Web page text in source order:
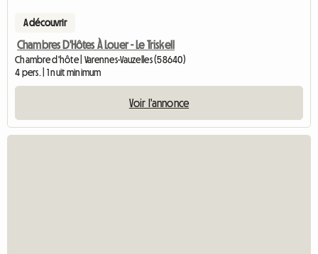
A découvrir
Chambres D'Hôtes À Louer - Le Triskell
Chambre d'hôte | Varennes-Vauzelles (58640)
4 pers. | 1 nuit minimum
Voir l'annonce